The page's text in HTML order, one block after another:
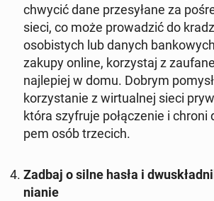
chwy­cić dane prze­sy­ła­ne za
sieci, co może pro­wa­dzić do
oso­bi­stych lub danych
zakupy online, ko­rzy­staj z
naj­le­piej w domu. Dobrym
ko­rzy­sta­nie z wir­tu­al­nej sieci
która szy­fru­je po­łą­cze­nie i
pem osób trze­cich.
Zadbaj o silne hasła i
nia­nie